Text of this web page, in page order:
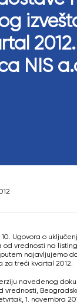
NIS
Ugovora o
vrednosti na
najavljujemo
za treći kvartal 2012.
navedenog
vrednosti,
1. novembra